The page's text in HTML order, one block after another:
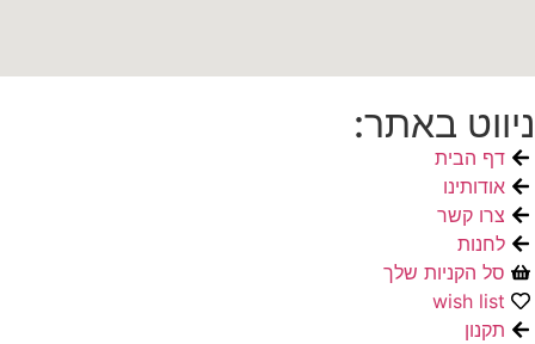
ניווט באתר:
דף הבית
אודותינו
צרו קשר
לחנות
סל הקניות שלך
wish list
תקנון